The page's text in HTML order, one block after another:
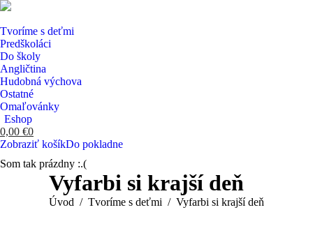
Tvoríme s deťmi
Predškoláci
Do školy
Angličtina
Hudobná výchova
Ostatné
Omaľovánky
Eshop
0,00 €0
Zobraziť košíkDo pokladne
Som tak prázdny :.(
Vyfarbi si krajší deň
You are here:
Úvod Tvoríme s deťmi Vyfarbi si krajší deň